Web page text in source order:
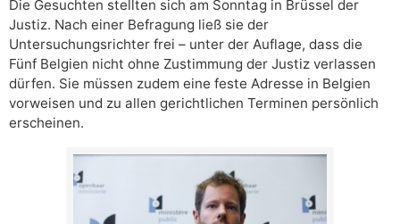
Die Gesuchten stellten sich am Sonntag in Brüssel der
Justiz. Nach einer Befragung ließ sie der
Untersuchungsrichter frei – unter der Auflage, dass die
Fünf Belgien nicht ohne Zustimmung der Justiz verlassen
dürfen. Sie müssen zudem eine feste Adresse in Belgien
vorweisen und zu allen gerichtlichen Terminen persönlich
erscheinen.